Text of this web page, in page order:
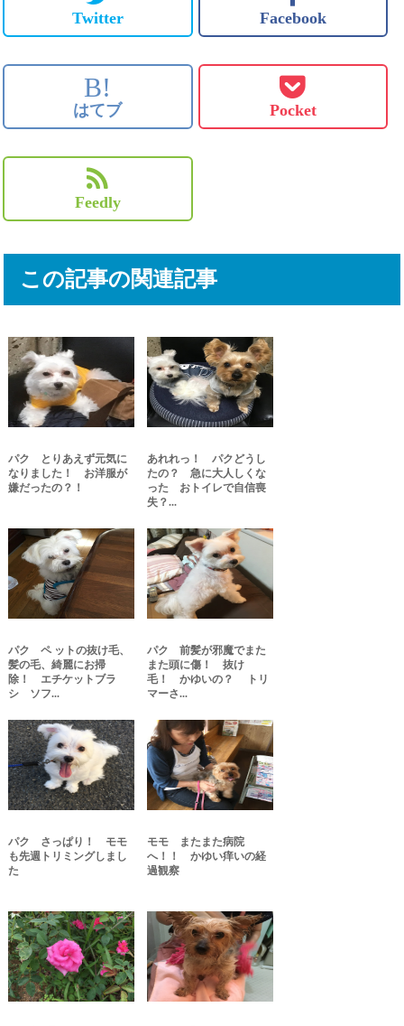
Twitter Facebook
B!
はてブ Pocket
Feedly
この記事の関連記事
パク とりあえず元気に
なりました！ お洋服が
嫌だったの？！
あれれっ！ パクどうし
たの？ 急に大人しくな
った おトイレで自信喪
失？...
パク ペ ットの抜け毛、
髪の毛、綺麗にお掃
除！ エチケットブラ
シ ソフ...
パク 前髪が邪魔でまた
また頭に傷！ 抜け
毛！ かゆいの？ トリ
マーさ...
パク さっぱり！ モモ
も先週トリミングしまし
た
モモ またまた病院
へ！！ かゆい痒いの経
過観察